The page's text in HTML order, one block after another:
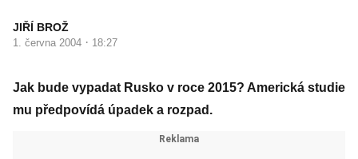
JIŘÍ BROŽ
1. června 2004 · 18:27
Jak bude vypadat Rusko v roce 2015? Americká studie
mu předpovídá úpadek a rozpad.